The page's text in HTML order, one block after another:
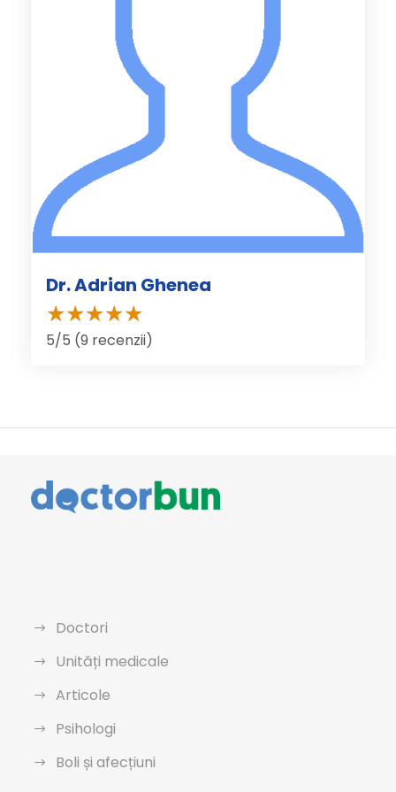
Dr. Adrian Ghenea
5/5 (9 recenzii)
Doctori
Unități medicale
Articole
Psihologi
Boli și afecțiuni